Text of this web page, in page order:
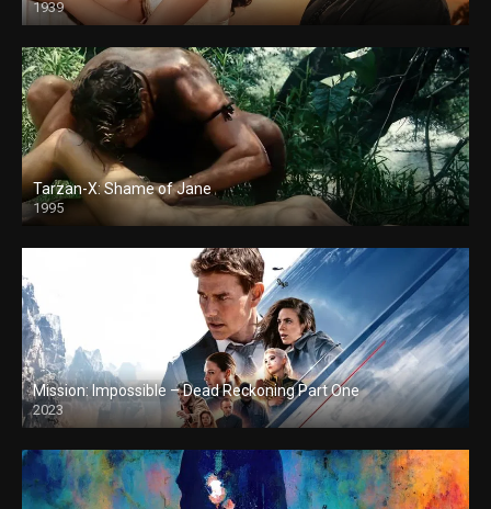
1939
Tarzan-X: Shame of Jane
1995
Mission: Impossible – Dead Reckoning Part One
2023